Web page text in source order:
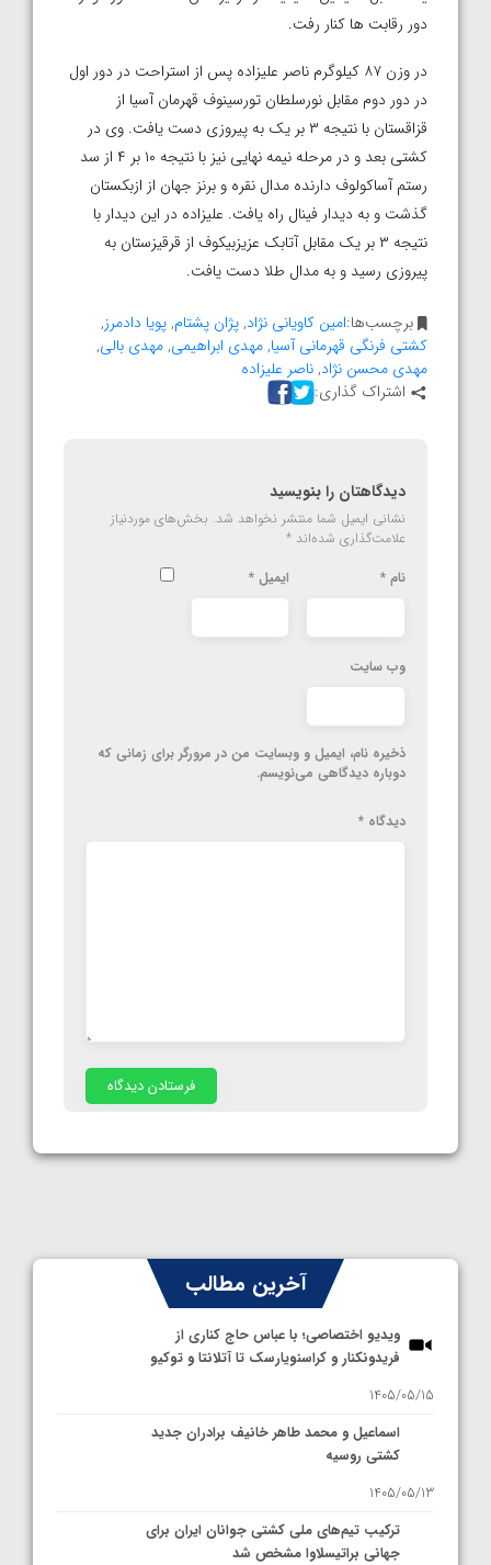
دور رقابت ها کنار رفت.
در وزن ۸۷ کیلوگرم ناصر علیزاده پس از استراحت در دور اول
در دور دوم مقابل نورسلطان تورسینوف قهرمان آسیا از
قزاقستان با نتیجه ۳ بر یک به پیروزی دست یافت. وی در
کشتی بعد و در مرحله نیمه نهایی نیز با نتیجه ۱۰ بر ۴ از سد
رستم آساکولوف دارنده مدال نقره و برنز جهان از ازبکستان
گذشت و به دیدار فینال راه یافت. علیزاده در این دیدار با
نتیجه ۳ بر یک مقابل آتابک عزیزبیکوف از قرقیزستان به
پیروزی رسید و به مدال طلا دست یافت.
برچسب‌ها:امین کاویانی نژاد,پژان پشتام,پویا دادمرز,
کشتی فرنگی قهرمانی آسیا,مهدی ابراهیمی,مهدی بالی,
مهدی محسن نژاد,ناصر علیزاده
اشتراک گذاری:
دیدگاهتان را بنویسید
نشانی ایمیل شما منتشر نخواهد شد. بخش‌های موردنیاز
علامت‌گذاری شده‌اند *
نام * ایمیل *
وب‌ سایت
ذخیره نام، ایمیل و وبسایت من در مرورگر برای زمانی که
دوباره دیدگاهی می‌نویسم.
دیدگاه *
آخرین مطالب
ویدیو اختصاصی؛ با عباس حاج کناری از
فریدونکنار و کراسنویارسک تا آتلانتا و توکیو
1405/05/15
اسماعیل و محمد طاهر خانیف برادران جدید
کشتی روسیه
1405/05/13
ترکیب تیم‌های ملی کشتی جوانان ایران برای
جهانی براتیسلاوا مشخص شد